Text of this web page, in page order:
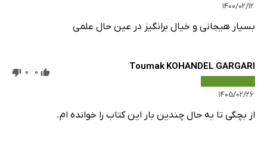
۱۴۰۰/۰۲/۱۲
بسیار هیجانی و خیال برانگیز در عین حال علمی
Toumak KOHANDEL GARGARI
۱۴۰۵/۰۲/۲۶
0
0
از بچگی تا به حال چندین بار این کتاب را خوانده ام.